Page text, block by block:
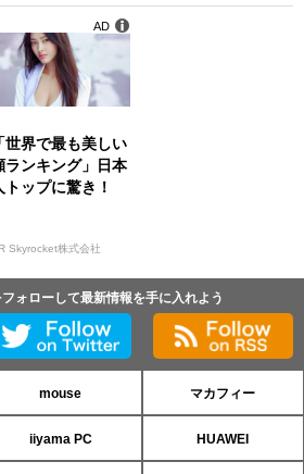
「世界で最も美しい
ランキング」日本
トップに驚き！
Skyrocket株式会社
AD
ォローして最新情報を手に入れよう
mouse マカフィー
iiyama PC HUAWEI